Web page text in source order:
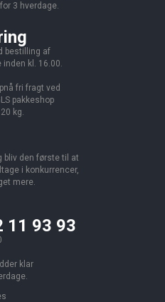
3 hverdage.
bestilling af
inden kl. 16.00.
fri fragt ved
pakkeshop
kg.
bliv den første til at
i konkurrencer,
mere.
11 93 93
klar